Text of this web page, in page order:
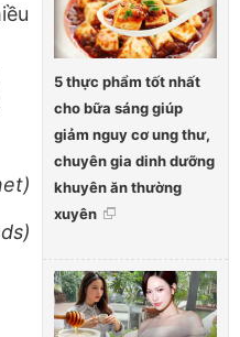
5 thực phẩm tốt nhất
cho bữa sáng giúp
giảm nguy cơ ung thư,
chuyên gia dinh dưỡng
khuyên ăn thường
xuyên